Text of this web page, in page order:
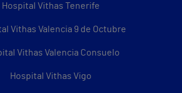
Hospital Vithas Tenerife
Vithas Valencia 9 de Octubre
Vithas Valencia Consuelo
Hospital Vithas Vigo